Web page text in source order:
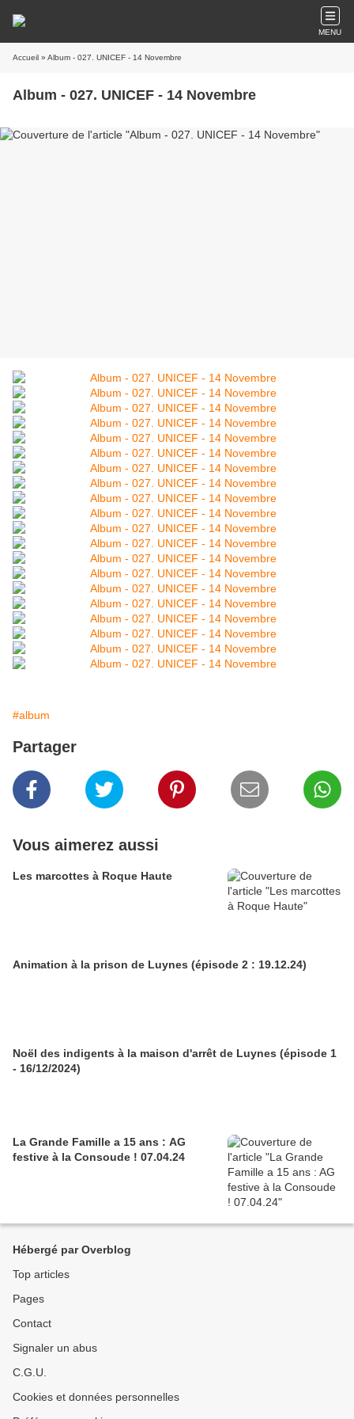
MENU
Accueil » Album - 027. UNICEF - 14 Novembre
Album - 027. UNICEF - 14 Novembre
#album
Partager
Vous aimerez aussi
Les marcottes à Roque Haute
Animation à la prison de Luynes (épisode 2 : 19.12.24)
Noël des indigents à la maison d'arrêt de Luynes (épisode 1
- 16/12/2024)
La Grande Famille a 15 ans : AG
festive à la Consoude ! 07.04.24
Hébergé par Overblog
Top articles
Pages
Contact
Signaler un abus
C.G.U.
Cookies et données personnelles